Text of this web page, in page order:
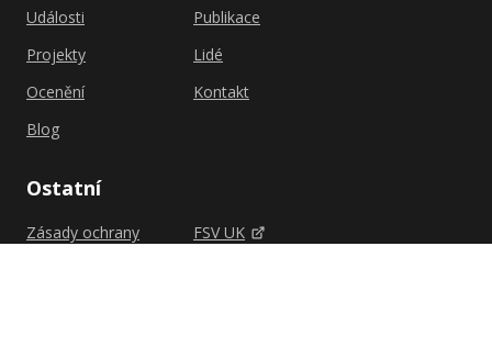
Události
Projekty
Ocenění
Blog
Publikace
Lidé
Kontakt
Ostatní
Zásady ochrany
FSV UK